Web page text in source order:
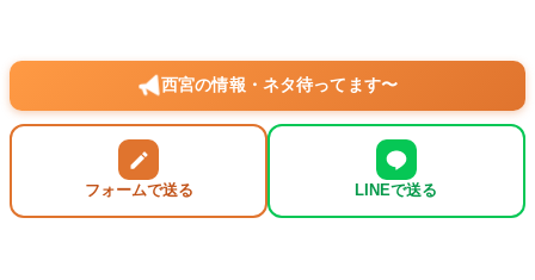
西宮の情報・ネタ待ってます〜
フォームで送る LINEで送る